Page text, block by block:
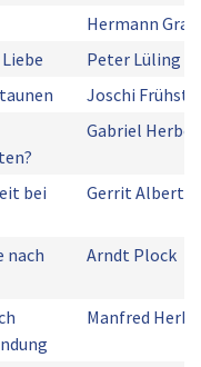
Hermann
Peter Lüling
Joschi
Gabriel
bei
Gerrit Alberts
nach
Arndt Plock
Manfred